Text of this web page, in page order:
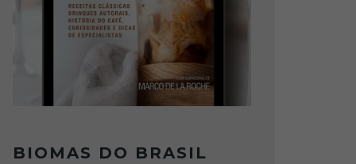
BIOMAS DO BRASIL